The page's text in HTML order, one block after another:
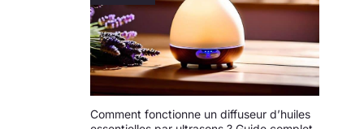
Comment fonctionne un diffuseur d’huiles